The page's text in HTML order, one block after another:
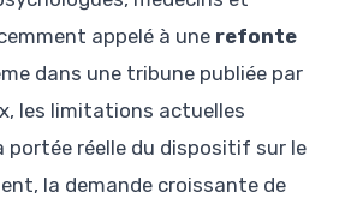
appelé à une refonte
dans une tribune publiée par
les limitations actuelles
réelle du dispositif sur le
la demande croissante de